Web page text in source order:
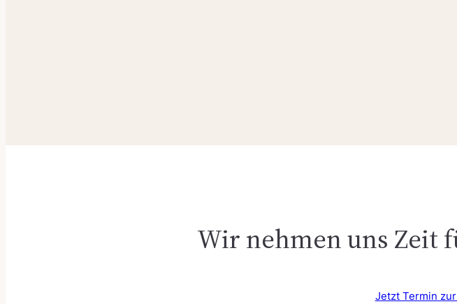
Wir nehmen uns Zeit
Jetzt Termin